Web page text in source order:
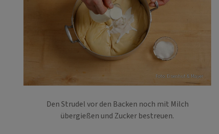
Foto: Eisenhut & Mayer
Den Strudel vor den Backen noch mit Milch
übergießen und Zucker bestreuen.